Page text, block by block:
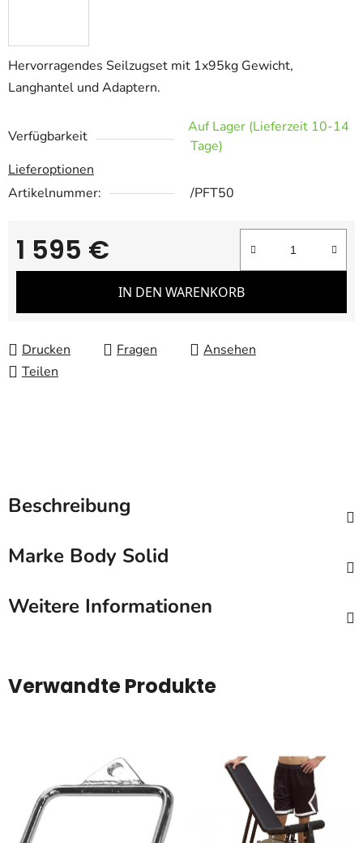
Hervorragendes Seilzugset mit 1x95kg Gewicht,
Langhantel und Adaptern.
Verfügbarkeit
Auf Lager (Lieferzeit 10-14
Tage)
Lieferoptionen
Artikelnummer:
/PFT50
1 595 €
Verkaufspreis:
IN DEN WARENKORB
Drucken Fragen
Ansehen
Teilen
Beschreibung
Marke Body Solid
Weitere Informationen
Verwandte Produkte